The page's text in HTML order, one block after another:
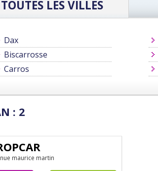
TOUTES LES VILLES
Dax
Biscarrosse
Carros
: 2
maurice martin